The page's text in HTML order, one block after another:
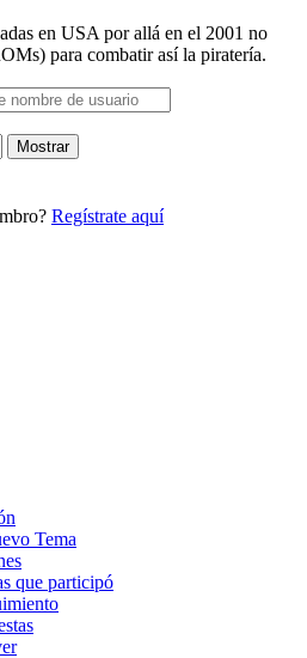
en USA por allá en el 2001 no
para combatir así la piratería.
Mostrar
Regístrate aquí
Tema
que participó